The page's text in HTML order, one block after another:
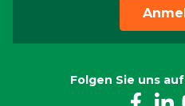
Folgen Sie uns